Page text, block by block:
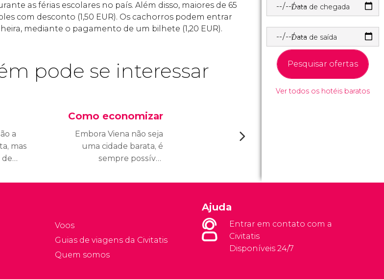
as férias escolares no país. Além disso, maiores de 65
com desconto (1,50 EUR). Os cachorros podem entrar
mediante o pagamento de um bilhete (1,20 EUR).
pode se interessar
a
mas
de
Como economizar
uma cidade barata, é
sempre possível
uma viagem a Viena,
seus passeios. Descubra
as melhores dicas para
Data de chegada
Data de saída
Pesquisar ofertas
Ver todos os hotéis baratos
Voos
Guias de viagens da Civitatis
Quem somos
Ajuda
Entrar em contato com a
Civitatis
Disponíveis 24/7